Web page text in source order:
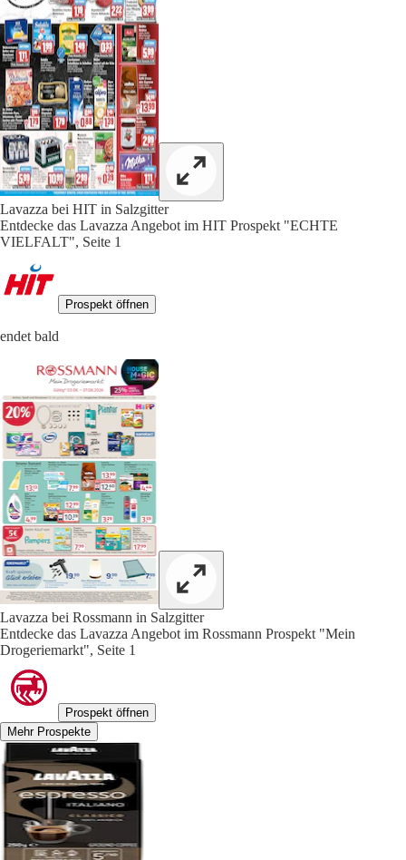
Lavazza bei HIT in Salzgitter
Entdecke das Lavazza Angebot im HIT Prospekt "ECHTE
VIELFALT", Seite 1
Prospekt öffnen
endet bald
Lavazza bei Rossmann in Salzgitter
Entdecke das Lavazza Angebot im Rossmann Prospekt "Mein
Drogeriemarkt", Seite 1
Prospekt öffnen
Mehr Prospekte